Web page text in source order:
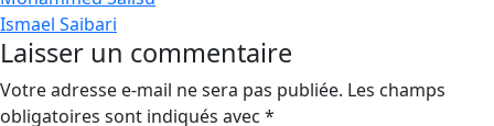
de
l’article
Ismael Saibari
Laisser un commentaire
Votre adresse e-mail ne sera pas publiée. Les champs
obligatoires sont indiqués avec *